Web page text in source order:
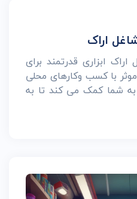
اراک
ابزاری قدرتمند برای
موثر با کسب وکارهای محلی
به شما کمک می کند تا به